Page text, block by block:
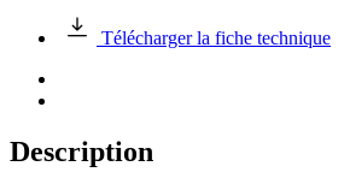
amovible
acier
Ø76mm,
1000mm
Télécharger la fiche technique
Description